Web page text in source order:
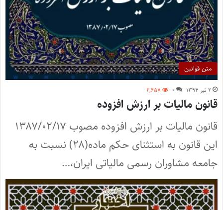
متن قوانین
۲ تیر ۱۳۹۴ ۰ ۲,۶۵۸
قانون مالیات بر ارزش افزوده
قانون مالیات بر ارزش افزوده مصوب ۱۳۸۷/۰۲/۱۷
این قانون به استثنای حکم ماده‌(۲۸) نسبت به
جامعه مشاوران رسمی مالیاتی ایران،…